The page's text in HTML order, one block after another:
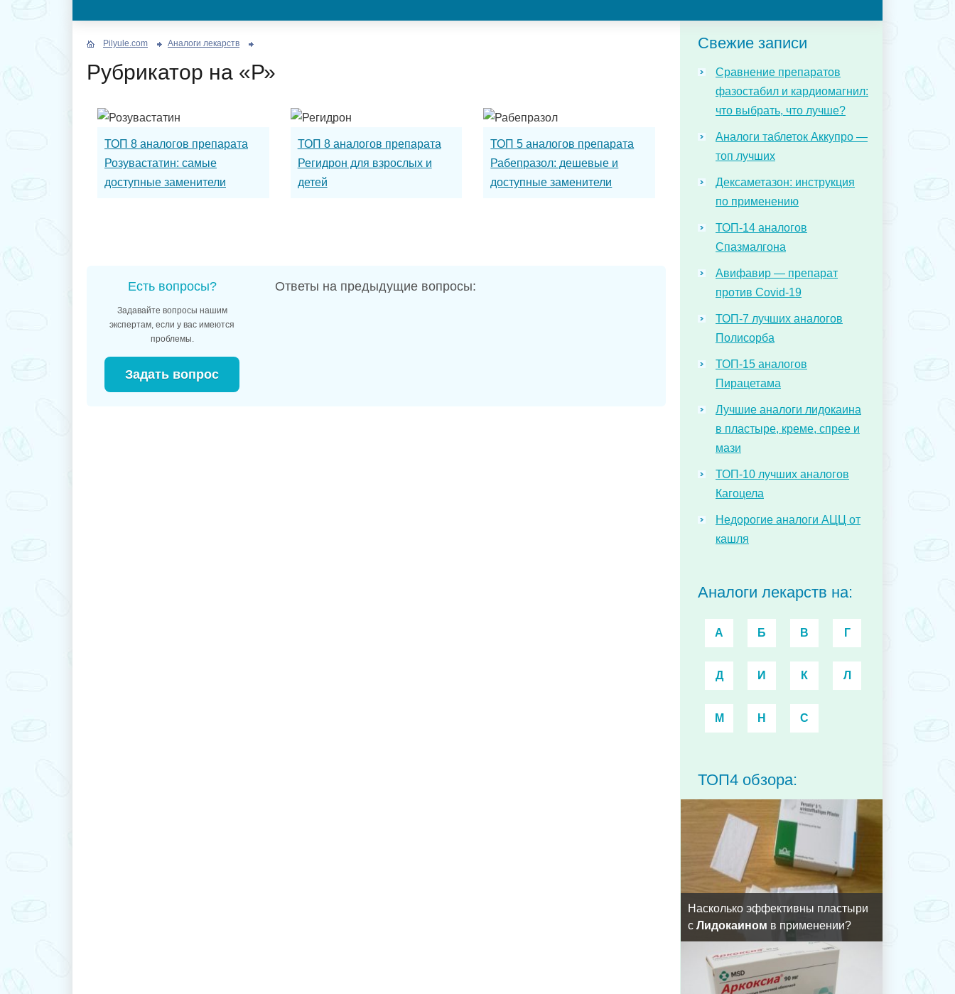
Pilyule.com Аналоги лекарств
Рубрикатор на «Р»
ТОП 8 аналогов препарата
Розувастатин: самые
доступные заменители
ТОП 8 аналогов препарата
Регидрон для взрослых и
детей
ТОП 5 аналогов препарата
Рабепразол: дешевые и
доступные заменители
Есть вопросы?
Задавайте вопросы нашим
экспертам, если у вас имеются
проблемы.
Задать вопрос
Ответы на предыдущие вопросы:
Свежие записи
Сравнение препаратов
фазостабил и кардиомагнил:
что выбрать, что лучше?
Аналоги таблеток Аккупро —
топ лучших
Дексаметазон: инструкция
по применению
ТОП-14 аналогов
Спазмалгона
Авифавир — препарат
против Covid-19
ТОП-7 лучших аналогов
Полисорба
ТОП-15 аналогов
Пирацетама
Лучшие аналоги лидокаина
в пластыре, креме, спрее и
мази
ТОП-10 лучших аналогов
Кагоцела
Недорогие аналоги АЦЦ от
кашля
Аналоги лекарств на:
А Б В Г
Д И К Л
М Н С
ТОП4 обзора:
Насколько эффективны пластыри
с Лидокаином в применении?